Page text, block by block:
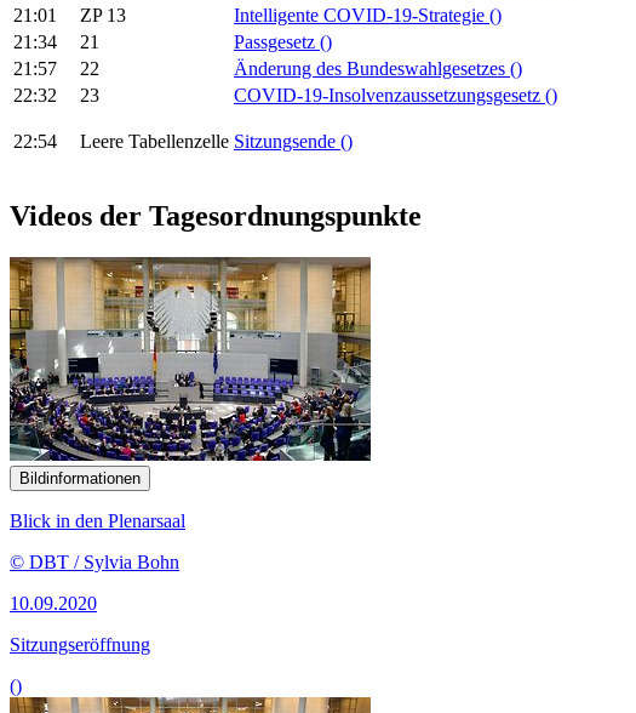
21:01
ZP 13 Intelligente COVID-19-Strategie ()
21:34
21 Passgesetz ()
21:57
22 Änderung des Bundeswahlgesetzes ()
22:32
23 COVID-19-Insolvenzaussetzungsgesetz ()
22:54 Leere Tabellenzelle Sitzungsende ()
Videos der Tagesordnungspunkte
Bildinformationen
Blick in den Plenarsaal
© DBT / Sylvia Bohn
10.09.2020
Sitzungseröffnung
()